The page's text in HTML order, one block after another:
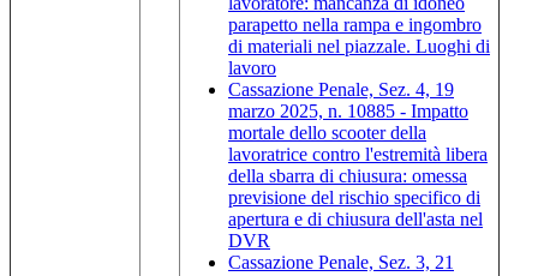
parapetto nella rampa e ingombro
di materiali nel piazzale. Luoghi di
lavoro
Cassazione Penale, Sez. 4, 19
marzo 2025, n. 10885 - Impatto
mortale dello scooter della
lavoratrice contro l'estremità libera
della sbarra di chiusura: omessa
previsione del rischio specifico di
apertura e di chiusura dell'asta nel
DVR
Cassazione Penale, Sez. 3, 21